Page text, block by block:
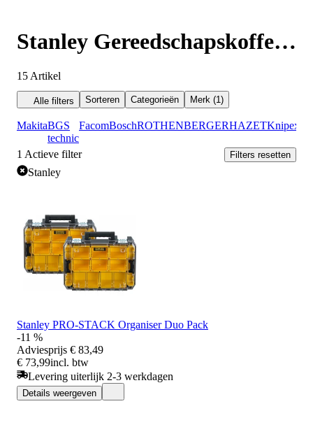
Stanley Gereedschapskoffer
leeg
15 Artikel
Alle filters Sorteren Categorieën Merk (1)
MakitaBGS
technic
FacomBoschROTHENBERGERHAZETKnipex
1 Actieve filter Filters resetten
Stanley
Stanley PRO-STACK Organiser Duo Pack
-11 %
Adviesprijs € 83,49
€ 73,99incl. btw
Levering uiterlijk 2-3 werkdagen
Details weergeven